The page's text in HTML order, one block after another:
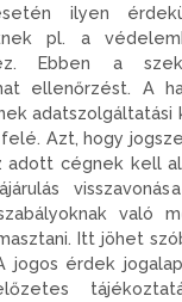
ilyen
pl. a
Ebben a
ellenőrzést. A
Azt, hogy
adott cégnek kell
való
Itt jöhet
jogos érdek